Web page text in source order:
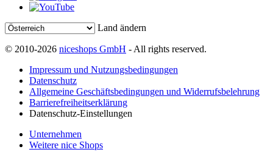
Land ändern
© 2010-2026 niceshops GmbH - All rights reserved.
Impressum und Nutzungsbedingungen
Datenschutz
Allgemeine Geschäftsbedingungen und Widerrufsbelehrung
Barrierefreiheitserklärung
Datenschutz-Einstellungen
Unternehmen
Weitere nice Shops